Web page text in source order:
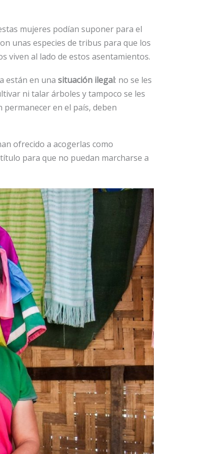
mujeres podían suponer para el
unas especies de tribus para que los
viven al lado de estos asentamientos.
están en una situación ilegal: no se les
ni talar árboles y tampoco se les
en el país, deben
ofrecido a acogerlas como
para que no puedan marcharse a